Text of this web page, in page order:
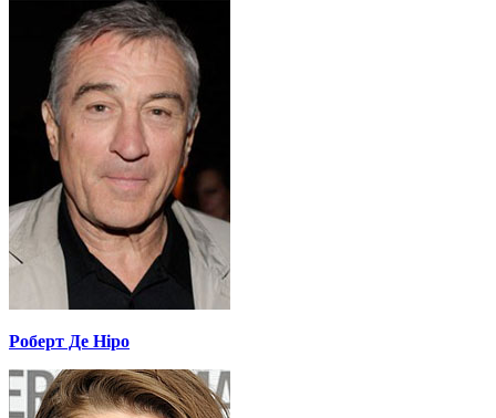
Роберт Де Ніро